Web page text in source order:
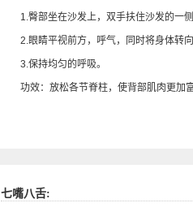
1.臀部坐在沙发上，双手扶住沙发的一侧
2.眼睛平视前方，呼气，同时将身体转向
3.保持均匀的呼吸。
功效：放松各节脊柱，使背部肌肉更加富
七嘴八舌: